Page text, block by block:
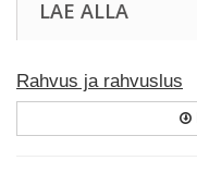
LAE ALLA
Rahvus ja rahvuslus